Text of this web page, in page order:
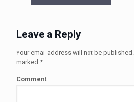
Leave a Reply
Your email address will not be published.
marked *
Comment